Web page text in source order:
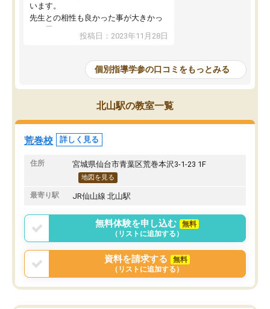
います。
先生との相性も良かった事が大きかっ
たと思います。
投稿日：2023年11月28日
個別指導学参の口コミをもっとみる
北山駅の教室一覧
荒巻校 詳しく見る
住所 宮城県仙台市青葉区荒巻本沢3-1-23 1F
地図を見る
最寄り駅 JR仙山線 北山駅
無料体験を申し込む
無料
（リストに追加する）
資料を請求する
無料
（リストに追加する）